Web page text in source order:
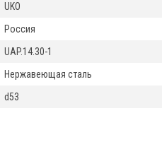
UKO
Россия
UAP.14.30-1
Нержавеющая сталь
d53